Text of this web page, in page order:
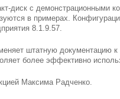
диск с демонстрационными
в примерах.
8.1.9.57.
штатную документацию
более эффективно
Максима Радченко.